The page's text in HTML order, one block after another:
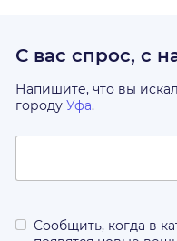
С вас спрос, с
Напишите, что вы
городу Уфа.
Сообщить, когда в